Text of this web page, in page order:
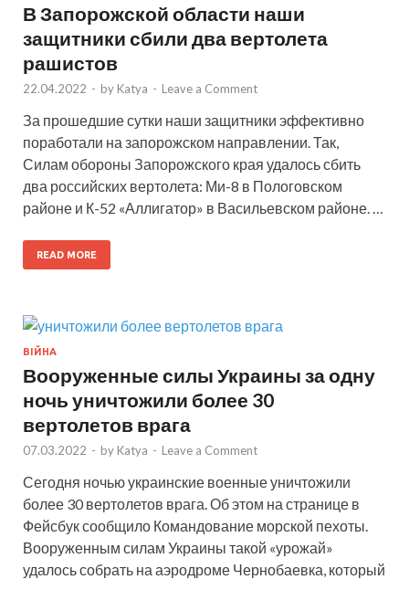
В Запорожской области наши
защитники сбили два вертолета
рашистов
22.04.2022 - by Katya - Leave a Comment
За прошедшие сутки наши защитники эффективно
поработали на запорожском направлении. Так,
Силам обороны Запорожского края удалось сбить
два российских вертолета: Ми-8 в Пологовском
районе и К-52 «Аллигатор» в Васильевском районе. …
READ MORE
ВІЙНА
Вооруженные силы Украины за одну
ночь уничтожили более 30
вертолетов врага
07.03.2022 - by Katya - Leave a Comment
Сегодня ночью украинские военные уничтожили
более 30 вертолетов врага. Об этом на странице в
Фейсбук сообщило Командование морской пехоты.
Вооруженным силам Украины такой «урожай»
удалось собрать на аэродроме Чернобаевка, который